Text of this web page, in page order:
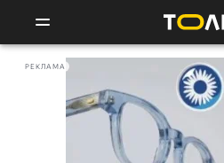
РЕКЛАМА